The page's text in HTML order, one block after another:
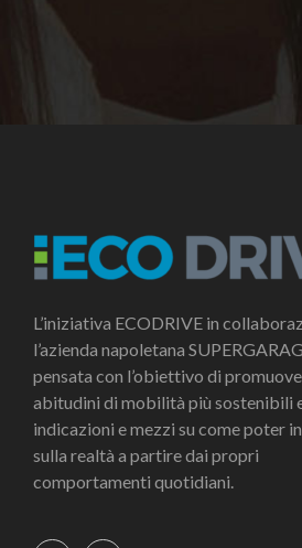
L’iniziativa ECODRIVE in
l’azienda napoletana
pensata con l’obiettivo di
abitudini di mobilità più sostenibili
indicazioni e mezzi su come poter
sulla realtà a partire dai propri
comportamenti quotidiani.